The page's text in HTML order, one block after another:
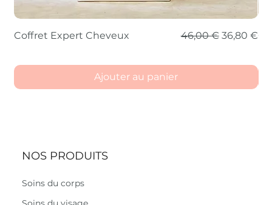
Coffret Expert Cheveux Prix original
46,00 € Prix
36,80 €
Ajouter au panier
NOS PRODUITS
Soins du corps